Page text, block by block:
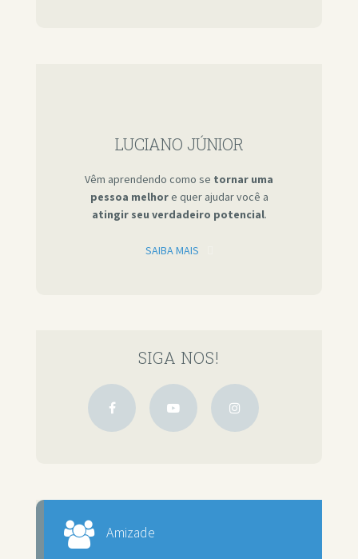
LUCIANO JÚNIOR
Vêm aprendendo como se tornar uma
pessoa melhore quer ajudar você a
atingir seu verdadeiro potencial.
SAIBA MAIS
SIGA NOS!
Amizade